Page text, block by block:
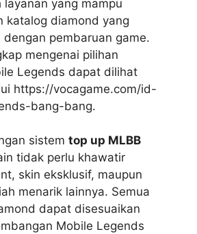
layanan yang mampu
katalog diamond yang
dengan pembaruan game.
mengenai pilihan
Legends dapat dilihat
https://vocagame.com/id-
bang-bang.
sistem top up MLBB
tidak perlu khawatir
skin eksklusif, maupun
menarik lainnya. Semua
dapat disesuaikan
Mobile Legends